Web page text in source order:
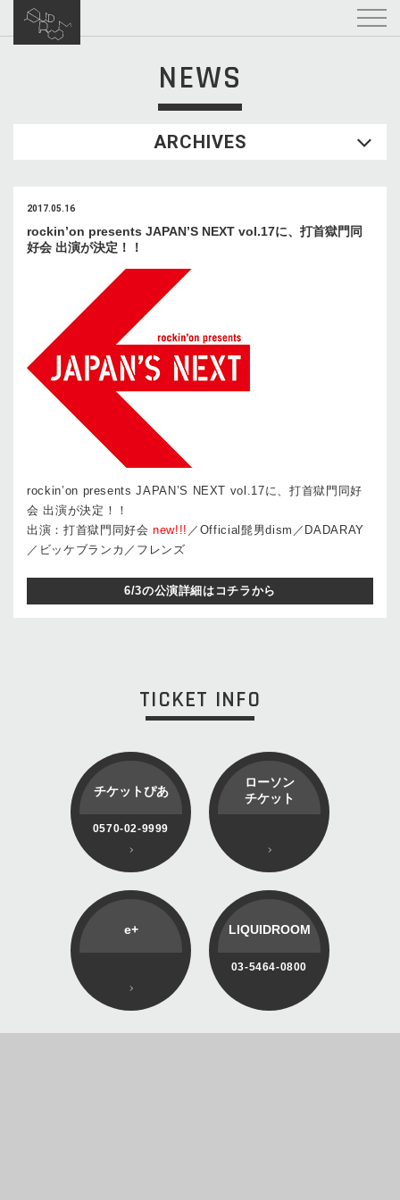
NEWS
ARCHIVES
2017.05.16
rockin’on presents JAPAN’S NEXT vol.17に、打首獄門同
好会 出演が決定！！
rockin’on presents JAPAN’S NEXT vol.17に、打首獄門同好
会 出演が決定！！
出演：打首獄門同好会 new!!! ／Official髭男dism／DADARAY
／ビッケブランカ／フレンズ
6/3の公演詳細はコチラから
TICKET INFO
チケットぴあ
0570-02-9999
ローソン
チケット
e+ LIQUIDROOM
03-5464-0800